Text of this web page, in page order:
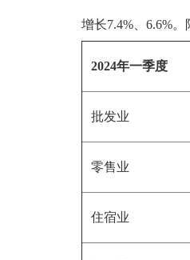
增长7.4%、6.6%
2024年一季度
批发业
零售业
住宿业